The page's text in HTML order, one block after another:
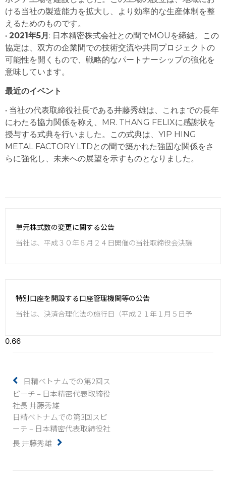
ける当社の製造能力を拡大し、より効率的な生産体制を整
えるためのものです。
• 2021年5月 : 日本精密株式会社との間でMOUを締結。この
協定は、双方の企業間での技術交流や共同プロジェクトの
可能性を開くもので、戦略的なパートナーシップの強化を
意味しています。
最近のイベント
• 当社の代表取締役社長である井藤秀雄は、これまでの長年
にわたる協力関係を称え、MR. THANG FELIXに感謝状を
授与する式典を行いました。この式典は、YIP HING
METAL FACTORY LTDとの間で築かれた強固な関係をさ
らに強化し、未来への展望を示すものとなりました。
単元株式数の変更に関する公告
当社は、平成３０年８月２４日開催の当社取締役会決議
特別口座を開設する口座管理機関等の公告
当社は、決済合理化法の施行日（平成２１年１月５日予
日精ベトナムでの第2回ス
ピーチ – 日本精密代表取締役
社長 井藤秀雄
日精ベトナムでの第3回スピ
ーチ – 日本精密代表取締役社
長 井藤秀雄